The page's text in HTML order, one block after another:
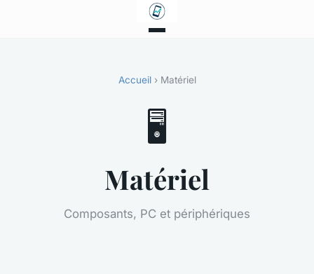
Accueil› Matériel
🖥️
Matériel
Composants, PC et périphériques